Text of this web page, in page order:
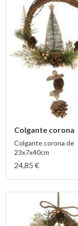
Colgante corona
Colgante corona de
23x7x40cm
24,85 €